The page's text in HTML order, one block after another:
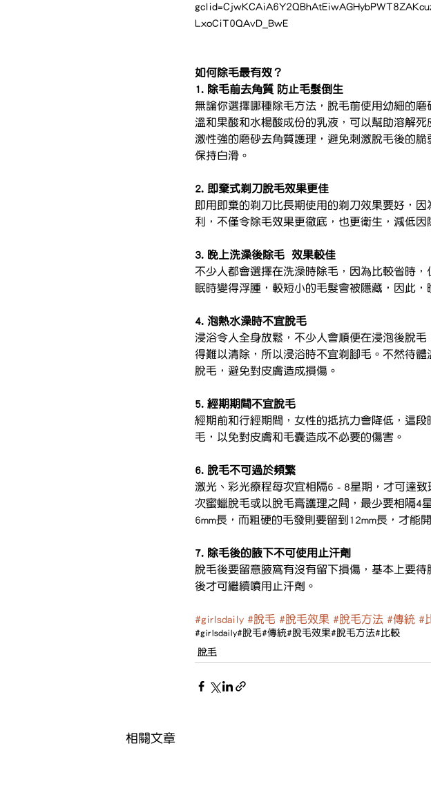
LxoCiT0QAvD_BwE
如何除毛最有效？
1. 除毛前去角質 防止毛髮倒生
無論你選擇哪種除毛方法，脫毛前使用幼細的
溫和果酸和水楊酸成份的乳液，可以幫助溶解
激性強的磨砂去角質護理，避免刺激脫毛後的
保持白滑。
2. 即棄式剃刀脫毛效果更佳
即用即棄的剃刀比長期使用的剃刀效果要好，
利，不僅令除毛效果更徹底，也更衛生，減低因
3. 晚上洗澡後除毛  效果較佳
不少人都會選擇在洗澡時除毛，因為比較省時
眠時變得浮腫，較短小的毛髮會被隱藏，因此，
4. 泡熱水澡時不宜脫毛
浸浴令人全身放鬆，不少人會順便在浸泡後脫
得難以清除，所以浸浴時不宜剃腳毛。不然待
脫毛，避免對皮膚造成損傷。
5. 經期期間不宜脫毛
經期前和行經期間，女性的抵抗力會降低，這
毛，以免對皮膚和毛囊造成不必要的傷害。
6. 脫毛不可過於頻繁
激光、彩光療程每次宜相隔6 - 8星期，才可達
次蜜蠟脫毛或以脫毛膏護理之間，最少要相隔4
6mm長，而粗硬的毛發則要留到12mm長，才能
7. 除毛後的腋下不可使用止汗劑
脫毛後要留意腋窩有沒有留下損傷，基本上要
後才可繼續噴用止汗劑。
#girlsdaily #脫毛 #脫毛效果 #脫毛方法 #傳統 #
#girlsdaily#脫毛#傳統#脫毛效果#脫毛方法#比較
脫毛
相關文章